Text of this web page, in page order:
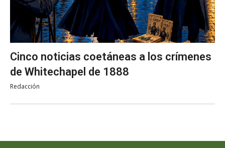
Cinco noticias coetáneas a los crímenes
de Whitechapel de 1888
Redacción